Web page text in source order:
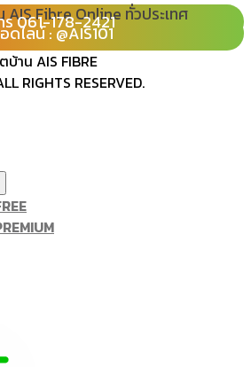
AIS Fibre Online ทั่วประเทศ
ร 061-178-2421
ดไลน์ : @AIS101
าน AIS FIBRE
RIGHTS RESERVED.